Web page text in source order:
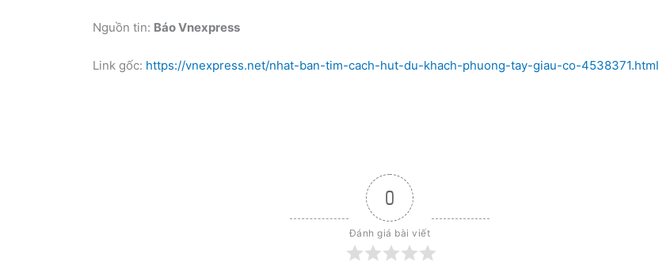
Nguồn tin: Báo Vnexpress
Link gốc: https://vnexpress.net/nhat-ban-tim-cach-hut-du-khach-phuong-tay-giau-co-4538371.html
0
Đánh giá bài viết